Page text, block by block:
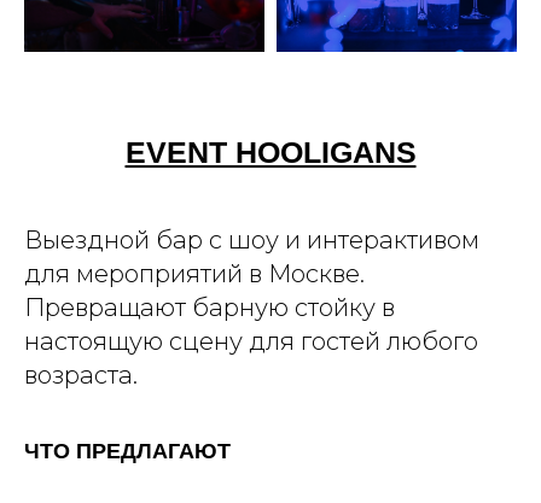
EVENT HOOLIGANS
Выездной бар с шоу и интерактивом
для мероприятий в Москве.
Превращают барную стойку в
настоящую сцену для гостей любого
возраста.
ЧТО ПРЕДЛАГАЮТ